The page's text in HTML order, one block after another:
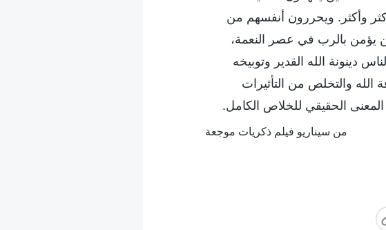
وأكثر. ويحررون أنفسهم من
يؤمن بالرب في عصر النعمة،
دينونة الله القدير وتوبيخه
الله والتخلص من التأثيرات
المعنى الحقيقي للخلاص الكامل.
من سيناريو فيلم ذكريات موجعة